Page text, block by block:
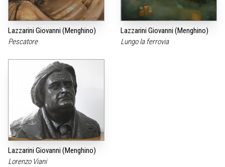
Lazzarini Giovanni (Menghino)
Pescatore
Lazzarini Giovanni (Menghino)
Lungo la ferrovia
Lazzarini Giovanni (Menghino)
Lorenzo Viani